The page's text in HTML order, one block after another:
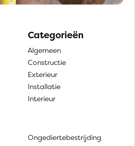
Categorieën
Algemeen
Constructie
Exterieur
Installatie
Interieur
Ongediertebestrijding